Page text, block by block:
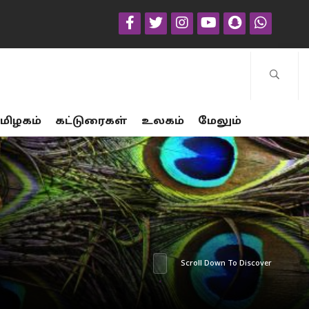
கட்டுரைகள் உலகம் மேலும்
Scroll Down To Discover